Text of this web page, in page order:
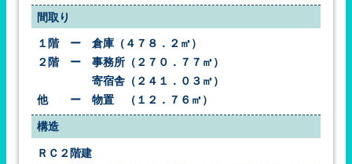
間取り
１階　ー　倉庫（４７８．２㎡）
２階　ー　事務所（２７０．７７㎡）
寄宿舎（２４１．０３㎡）
他　　ー　物置　（１２．７６㎡）
構造
ＲＣ２階建